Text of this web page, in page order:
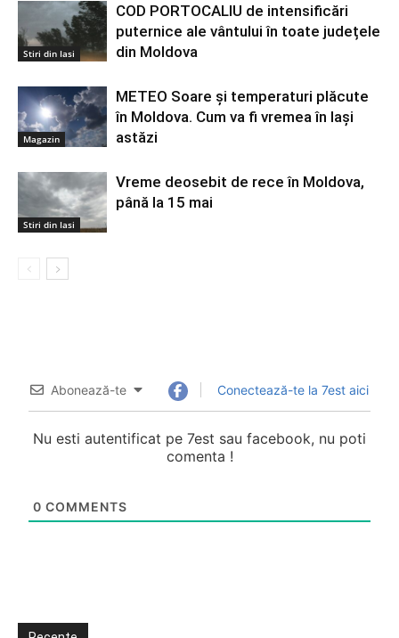
Stiri din Iasi
COD PORTOCALIU de intensificări
puternice ale vântului în toate județele
din Moldova
Magazin
METEO Soare și temperaturi plăcute
în Moldova. Cum va fi vremea în Iași
astăzi
Stiri din Iasi
Vreme deosebit de rece în Moldova,
până la 15 mai
Abonează-te Conectează-te la 7est aici
Nu esti autentificat pe 7est sau facebook, nu poti
comenta !
0 COMMENTS